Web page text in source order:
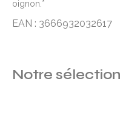
oignon.*
EAN : 3666932032617
Notre sélection